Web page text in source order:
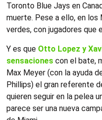
Toronto Blue Jays en
muerte. Pese a ello, en los
verdes, con jugadores que
Y es que Otto Lopez y
sensaciones con el bate,
Max Meyer (con la ayuda
Phillips) el gran referente
quieren seguir en la pelea
parece ser una nueva